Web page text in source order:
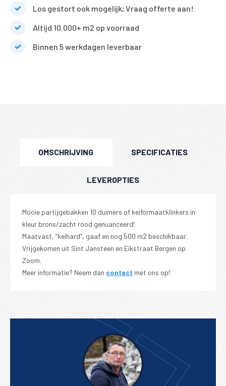
aantal
Los gestort ook mogelijk; Vraag offerte aan!
Altijd 10.000+ m2 op voorraad
Binnen 5 werkdagen leverbaar
OMSCHRIJVING SPECIFICATIES
LEVEROPTIES
Mooie partijgebakken 10 duimers of keiformaatklinkers in
kleur brons/zacht rood genuanceerd!
Maatvast, “keihard”, gaaf en nog 500 m2 beschikbaar.
Vrijgekomen uit Sint Jansteen en Eikstraat Bergen op
Zoom.
Meer informatie? Neem dan contact met ons op!